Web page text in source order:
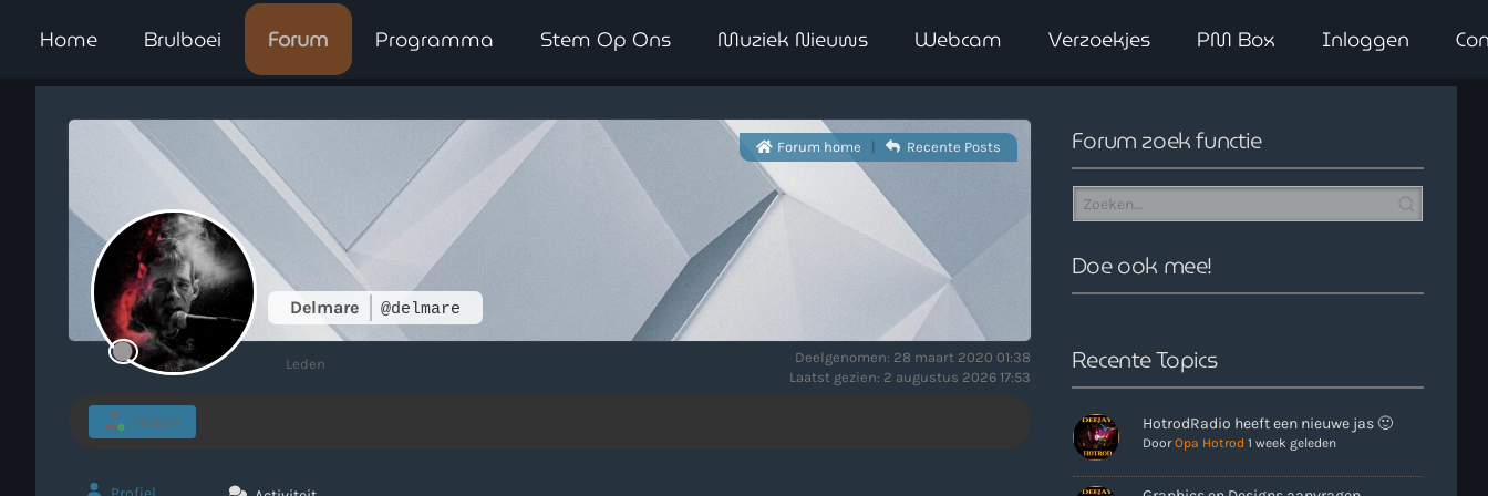
Home Brulboei Forum Programma Stem Op Ons Muziek Nieuws Webcam Verzoekjes PM Box Inloggen
WAAR LUISTER JE NU NAAR
Delmare @delmare
Forum home Recente Posts
Leden
Deelgenomen: 28 maart 2020 01:38
Laatst gezien: 2 augustus 2026 17:53
Volgen
Forum zoek functie
Doe ook mee!
Recente Topics
HotrodRadio heeft een nieuwe jas 🙂
DoorOpa Hotrod 1 week geleden